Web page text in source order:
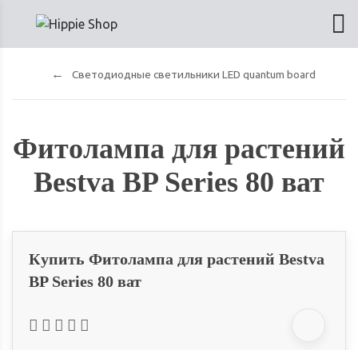
Светодиодные светильники LED quantum board
Фитолампа для растений
Bestva BP Series 80 ват
Купить Фитолампа для растений Bestva
BP Series 80 ват